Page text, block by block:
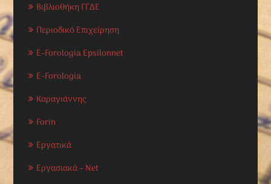
Βιβλιοθήκη ΓΓΔΕ
Περιοδικό Επιχείρηση
E-Forologia Epsilonnet
E-Forologia
Καραγιάννης
Forin
Εργατικά
Εργασιακά – Net